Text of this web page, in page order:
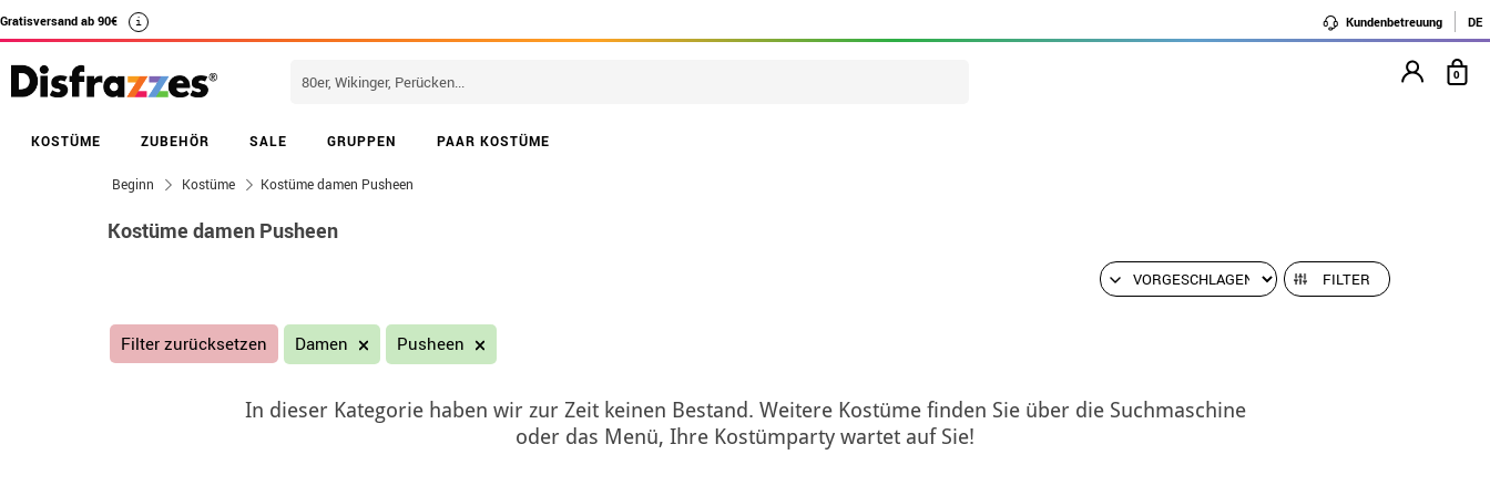
Gratisversand ab 90€ i Kundenbetreuung DE
KOSTÜME ZUBEHÖR SALE GRUPPEN PAAR KOSTÜME
0
Beginn Kostüme Kostüme damen Pusheen
Kostüme damen Pusheen
FILTER
Filter zurücksetzen Damen Pusheen
In dieser Kategorie haben wir zur Zeit keinen Bestand. Weitere Kostüme finden Sie über die Suchmaschine
oder das Menü, Ihre Kostümparty wartet auf Sie!